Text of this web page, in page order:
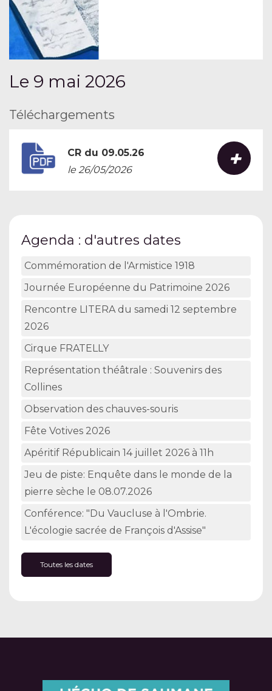
Le 9 mai 2026
Téléchargements
+
CR du 09.05.26
le 26/05/2026
Agenda : d'autres dates
Commémoration de l'Armistice 1918
Journée Européenne du Patrimoine 2026
Rencontre LITERA du samedi 12 septembre
2026
Cirque FRATELLY
Représentation théâtrale : Souvenirs des
Collines
Observation des chauves-souris
Fête Votives 2026
Apéritif Républicain 14 juillet 2026 à 11h
Jeu de piste: Enquête dans le monde de la
pierre sèche le 08.07.2026
Conférence: "Du Vaucluse à l'Ombrie.
L'écologie sacrée de François d'Assise"
Toutes les dates